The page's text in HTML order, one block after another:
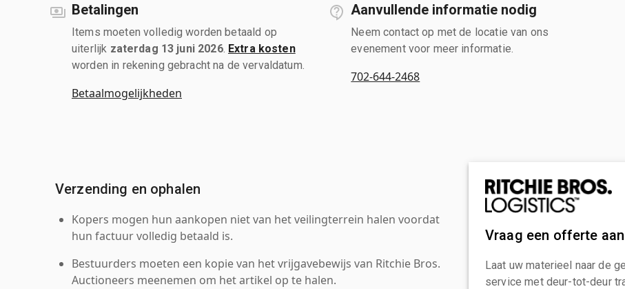
Betalingen
Items moeten volledig worden betaald op
uiterlijk zaterdag 13 juni 2026. Extra kosten
worden in rekening gebracht na de vervaldatum.
Betaalmogelijkheden
Aanvullende informatie nodig
Neem contact op met de locatie van ons
evenement voor meer informatie.
702-644-2468
Verzending en ophalen
Kopers mogen hun aankopen niet van het veilingterrein halen voordat
hun factuur volledig betaald is.
Bestuurders moeten een kopie van het vrijgavebewijs van Ritchie Bros.
Auctioneers meenemen om het artikel op te halen.
Vraag een offerte aan
Laat uw materieel naar de
service met deur-tot-deur